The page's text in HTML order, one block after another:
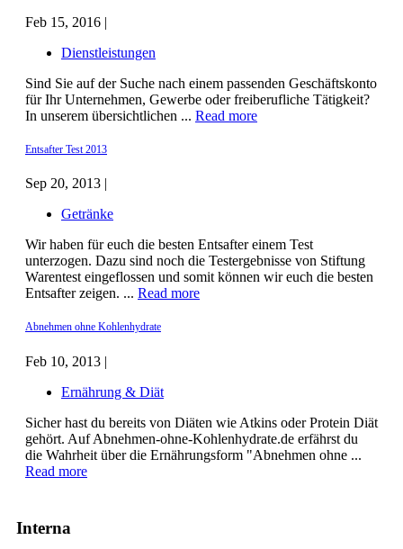
Feb 15, 2016 |
Dienstleistungen
Sind Sie auf der Suche nach einem passenden Geschäftskonto
für Ihr Unternehmen, Gewerbe oder freiberufliche Tätigkeit?
In unserem übersichtlichen ... Read more
Entsafter Test 2013
Sep 20, 2013 |
Getränke
Wir haben für euch die besten Entsafter einem Test
unterzogen. Dazu sind noch die Testergebnisse von Stiftung
Warentest eingeflossen und somit können wir euch die besten
Entsafter zeigen. ... Read more
Abnehmen ohne Kohlenhydrate
Feb 10, 2013 |
Ernährung & Diät
Sicher hast du bereits von Diäten wie Atkins oder Protein Diät
gehört. Auf Abnehmen-ohne-Kohlenhydrate.de erfährst du
die Wahrheit über die Ernährungsform "Abnehmen ohne ...
Read more
Interna